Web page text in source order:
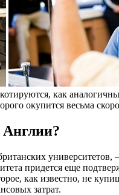
как
окупится весьма
Англии?
придется еще
как известно, не
затрат.